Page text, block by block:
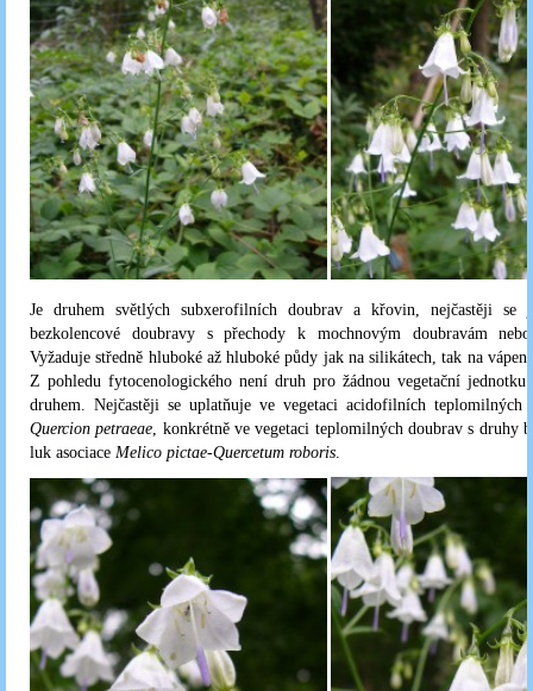
Je druhem světlých subxerofilních doubrav a křovin, nejčastěji se
bezkolencové doubravy s přechody k mochnovým doubravám
Vyžaduje středně hluboké až hluboké půdy jak na silikátech, tak na
Z pohledu fytocenologického není druh pro žádnou vegetační jednotku
druhem. Nejčastěji se uplatňuje ve vegetaci acidofilních teplomilných
Quercion petraeae, konkrétně ve vegetaci teplomilných doubrav s druhy
luk asociace Melico pictae-Quercetum roboris.